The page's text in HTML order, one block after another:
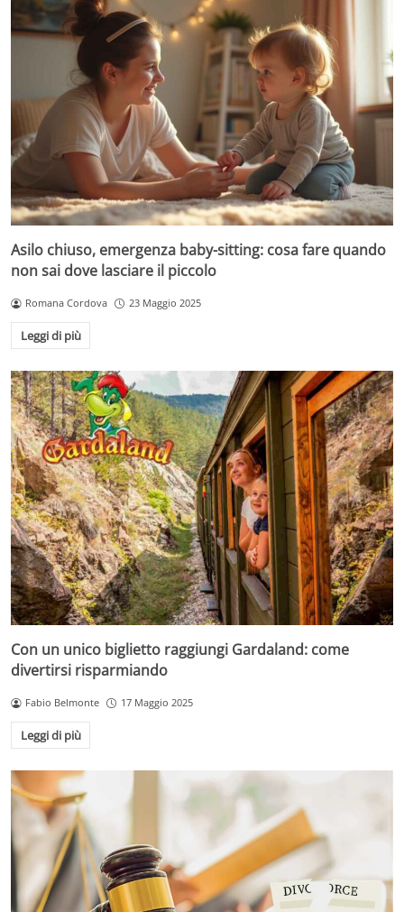
Asilo chiuso, emergenza baby-sitting: cosa fare quando
non sai dove lasciare il piccolo
Romana Cordova 23 Maggio 2025
Leggi di più
Con un unico biglietto raggiungi Gardaland: come
divertirsi risparmiando
Fabio Belmonte 17 Maggio 2025
Leggi di più